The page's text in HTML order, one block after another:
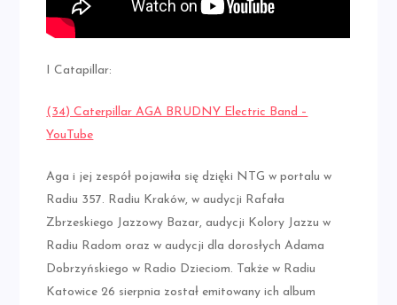
I Catapillar:
(34) Caterpillar AGA BRUDNY Electric Band –
YouTube
Aga i jej zespół pojawiła się dzięki NTG w portalu w
Radiu 357. Radiu Kraków, w audycji Rafała
Zbrzeskiego Jazzowy Bazar, audycji Kolory Jazzu w
Radiu Radom oraz w audycji dla dorosłych Adama
Dobrzyńskiego w Radio Dzieciom. Także w Radiu
Katowice 26 sierpnia został emitowany ich album